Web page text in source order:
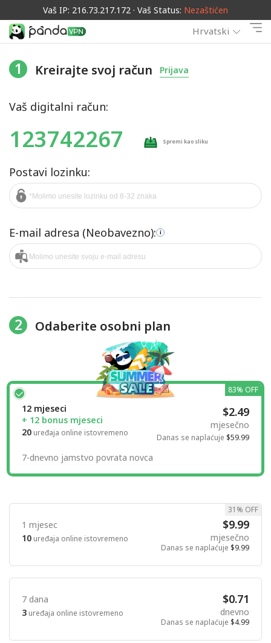
Vaš IP: 216.73.217.172 · Vaš Status: Nezaštićen
Hrvatski
1 Kreirajte svoj račun Prijava
Vaš digitalni račun:
123742267 Spremi kao sliku
Postavi lozinku:
E-mail adresa (Neobavezno): i
2 Odaberite osobni plan
12 mjeseci
+ 12 bonus mjeseci
20 uređaja online istovremeno
$2.49
mjesečno
Danas se naplaćuje $59.99
83% OFF
7-dnevno jamstvo povrata novca
1 mjesec
10 uređaja online istovremeno
$9.99
mjesečno
Danas se naplaćuje $9.99
31% OFF
7 dana
3 uređaja online istovremeno
$0.71
dnevno
Danas se naplaćuje $4.99